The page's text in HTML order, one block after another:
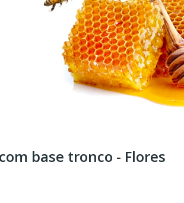
base tronco - Flores